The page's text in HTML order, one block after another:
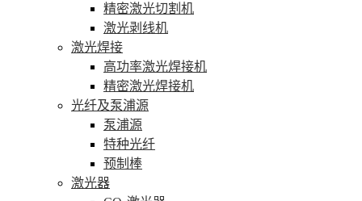
精密激光切割机
激光剥线机
激光焊接
高功率激光焊接机
精密激光焊接机
光纤及泵浦源
泵浦源
特种光纤
预制棒
激光器